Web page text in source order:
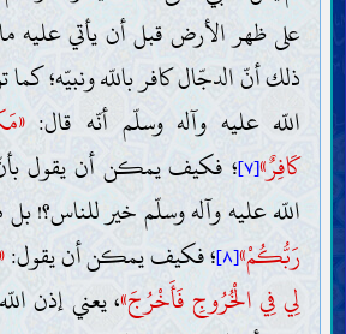
على ظهر الأرض قبل أن يأتي عليه
ذلك أنّ الدجّال كافر باللّه ونبيّه؛
اللّه عليه وآله وسلّم أنّه قال:
كَافِرٌ»[٧] ؛ فكيف يمكن أن يقول بأنّ
اللّه عليه وآله وسلّم خير للناس؟!
رَبُّكُمْ»[٨] ؛ فكيف يمكن أن يقول:
لِي فِي الْخُرُوجِ فَأَخْرُجَ»، يعني إذن